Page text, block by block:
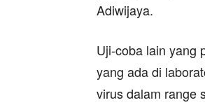
Adiwijaya.
Uji-coba lain yang
yang ada di
virus dalam range